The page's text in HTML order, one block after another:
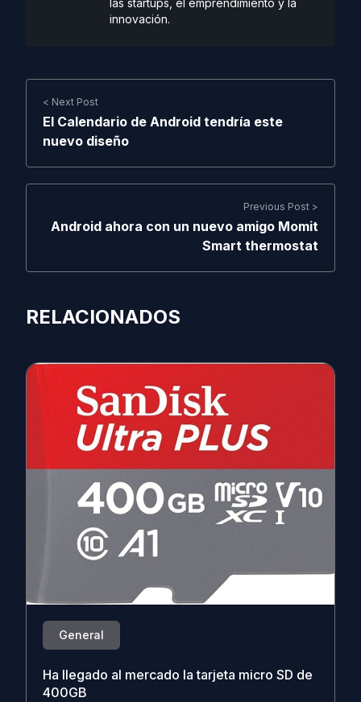
las startups, el emprendimiento y la
innovación.
< Next Post
El Calendario de Android tendría este
nuevo diseño
Previous Post >
Android ahora con un nuevo amigo Momit
Smart thermostat
RELACIONADOS
General
Ha llegado al mercado la tarjeta micro SD de
400GB